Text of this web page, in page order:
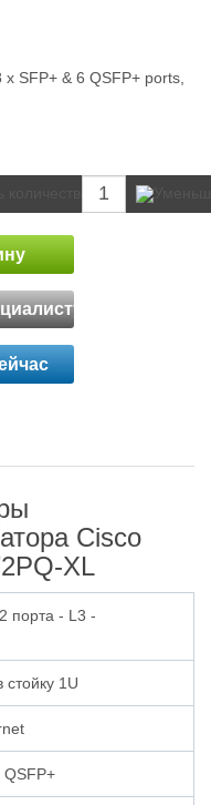
SFP+ & 6 QSFP+ ports,
Cisco
XL
порта - L3 -
1U
QSFP+